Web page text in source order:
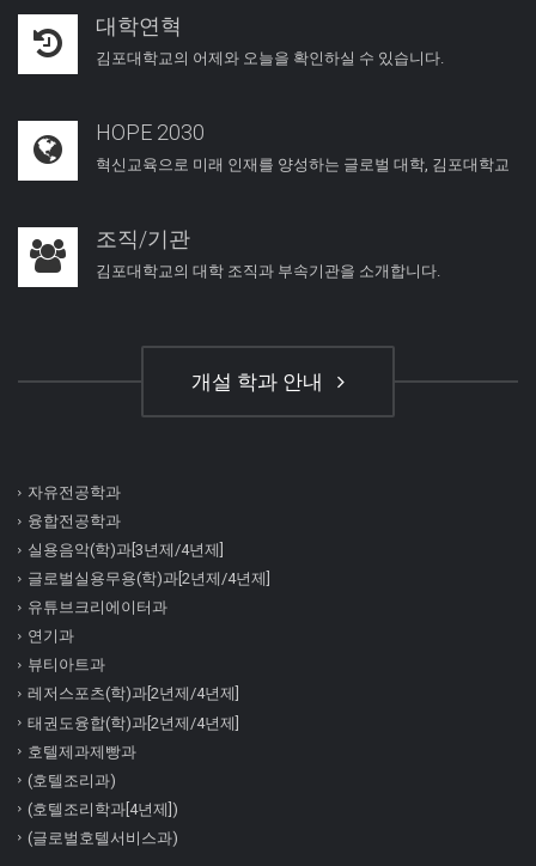
대학연혁
김포대학교의 어제와 오늘을 확인하실 수 있습니다.
HOPE 2030
혁신교육으로 미래 인재를 양성하는 글로벌 대학, 김포대학교
조직/기관
김포대학교의 대학 조직과 부속기관을 소개합니다.
개설 학과 안내
자유전공학과
융합전공학과
실용음악(학)과[3년제/4년제]
글로벌실용무용(학)과[2년제/4년제]
유튜브크리에이터과
연기과
뷰티아트과
레저스포츠(학)과[2년제/4년제]
태권도융합(학)과[2년제/4년제]
호텔제과제빵과
(호텔조리과)
(호텔조리학과[4년제])
(글로벌호텔서비스과)